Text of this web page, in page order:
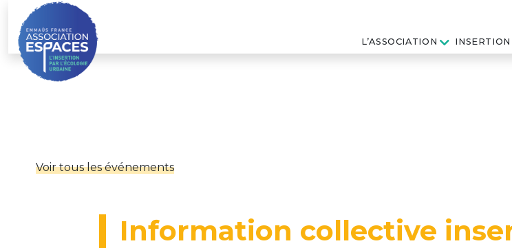
content
L’ASSOCIATION
Voir tous les événements
Information collective